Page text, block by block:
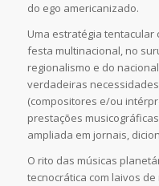
do ego americanizado.
Uma estratégia
festa multinacional, no
regionalismo e do
verdadeiras
(compositores e/ou
prestações
ampliada em jornais,
O rito das músicas
tecnocrática com laivos